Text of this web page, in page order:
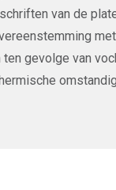
van de
ten gevolge van